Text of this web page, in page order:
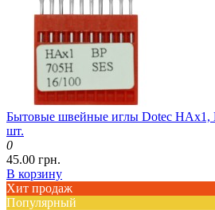
Бытовые швейные иглы Dotec HAx1,
шт.
0
45.00 грн.
В корзину
Хит продаж
Популярный